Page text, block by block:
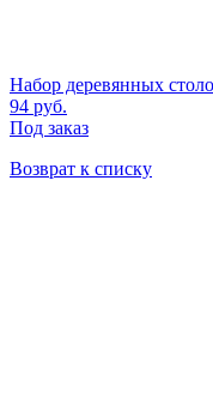
Набор деревянных
94 руб.
Под заказ
Возврат к списку